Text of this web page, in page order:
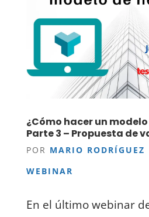
¿Cómo hacer un
Parte 3 – Propuesta de
POR MARIO RODRÍGUEZ
WEBINAR
En el último webinar